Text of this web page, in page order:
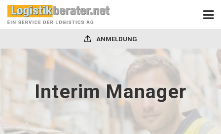
ANMELDUNG
Interim Manager